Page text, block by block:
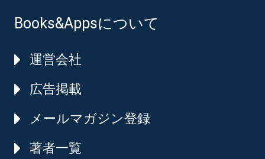
Books&Appsについて
運営会社
広告掲載
メールマガジン登録
著者一覧